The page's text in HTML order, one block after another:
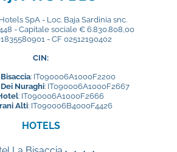
SpA - Loc. Baja Sardinia snc.
- Capitale sociale € 6.830.808,00
- CF 02512190402
CIN:
: IT090006A1000F2200
Nuraghi: IT090006A1000F2667
: IT090006A1000F2666
Alti: IT090006B4000F4426
HOTELS